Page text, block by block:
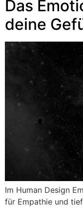
Das
deine
Im Human Design
für Empathie und